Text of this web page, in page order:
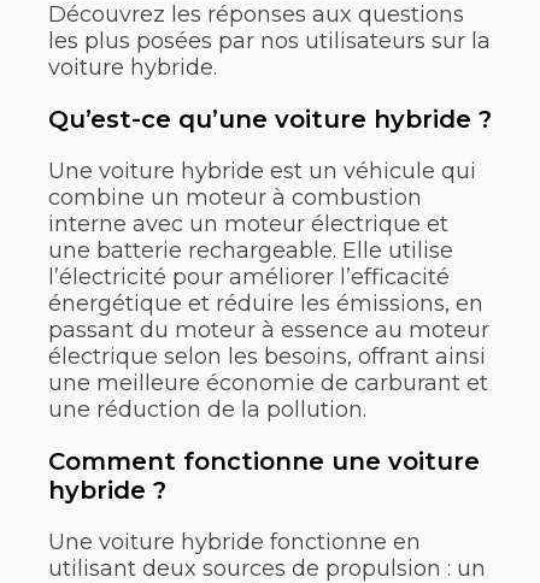
Découvrez les réponses aux questions
les plus posées par nos utilisateurs sur la
voiture hybride.
Qu’est-ce qu’une voiture hybride ?
Une voiture hybride est un véhicule qui
combine un moteur à combustion
interne avec un moteur électrique et
une batterie rechargeable. Elle utilise
l’électricité pour améliorer l’efficacité
énergétique et réduire les émissions, en
passant du moteur à essence au moteur
électrique selon les besoins, offrant ainsi
une meilleure économie de carburant et
une réduction de la pollution.
Comment fonctionne une voiture
hybride ?
Une voiture hybride fonctionne en
utilisant deux sources de propulsion : un